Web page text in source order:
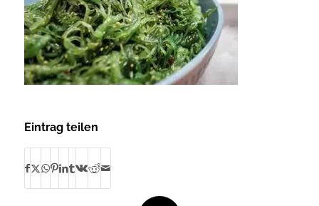
Eintrag teilen